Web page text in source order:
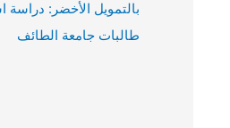
بالتمويل الأخضر: دراسة
طالبات جامعة الطائف